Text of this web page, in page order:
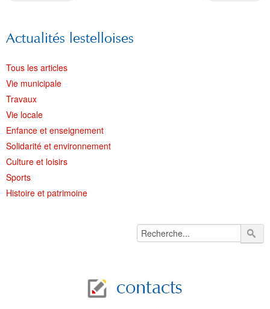
Actualités lestelloises
Tous les articles
Vie municipale
Travaux
Vie locale
Enfance et enseignement
Solidarité et environnement
Culture et loisirs
Sports
Histoire et patrimoine